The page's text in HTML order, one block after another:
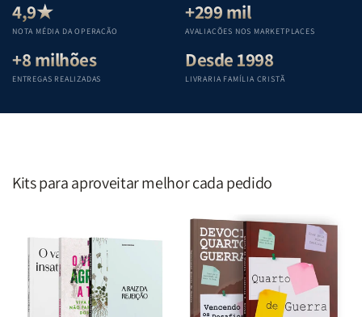
Teológica
Penkal
Penkal
Teológica
Penkal
4,9★
NOTA MÉDIA DA OPERAÇÃO
+299 mil
AVALIAÇÕES NOS MARKETPLACES
+8 milhões
ENTREGAS REALIZADAS
Desde 1998
LIVRARIA FAMÍLIA CRISTÃ
Kits para aproveitar melhor cada pedido